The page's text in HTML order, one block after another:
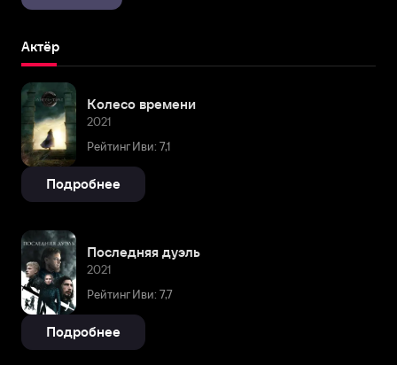
Актёр
Колесо времени
2021
Рейтинг Иви: 7,1
Подробнее
Последняя дуэль
2021
Рейтинг Иви: 7,7
Подробнее